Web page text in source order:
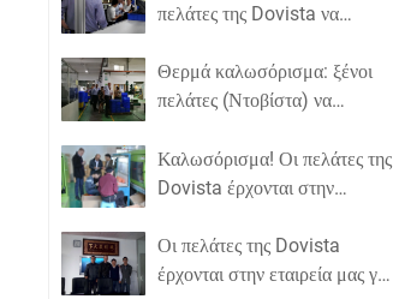
πελάτες της Dovista να
και να μας δώσουν
καθοδήγηση!
Θερμά καλωσόρισμα: ξένοι
πελάτες (Ντοβίστα) να
Καλωσόρισμα! Οι πελάτες της
Dovista έρχονται στην
πελατών!
Οι πελάτες της Dovista
έρχονται στην εταιρεία μας για